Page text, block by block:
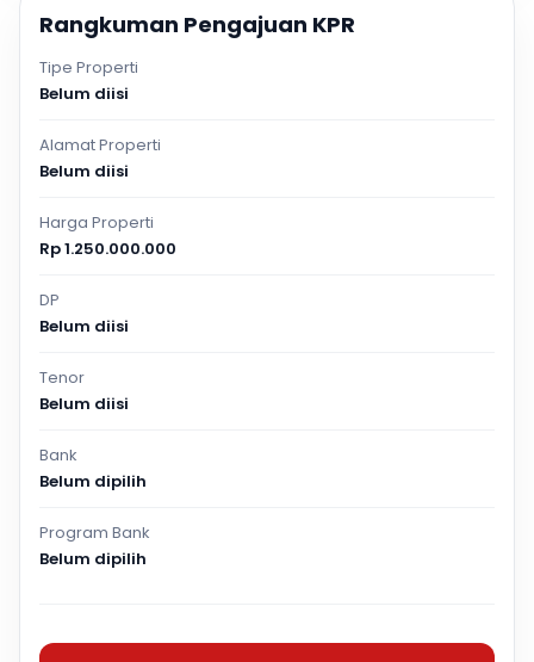
Rangkuman Pengajuan KPR
Tipe Properti
Belum diisi
Alamat Properti
Belum diisi
Harga Properti
Rp 1.250.000.000
DP
Belum diisi
Tenor
Belum diisi
Bank
Belum dipilih
Program Bank
Belum dipilih